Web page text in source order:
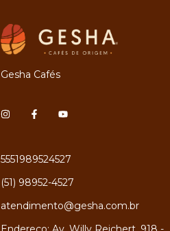
Gesha Cafés
5551989524527
(51) 98952-4527
atendimento@gesha.com.br